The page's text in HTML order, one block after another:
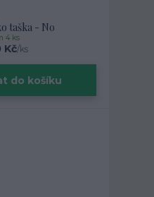
taška - No
Kč/ks
4 ks
do košíku